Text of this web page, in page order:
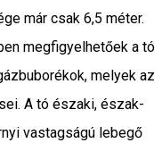
már csak 6,5 méter.
megfigyelhetőek a tó
melyek az
A tó északi, észak-
vastagságú lebegő